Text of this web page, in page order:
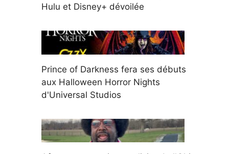
Hulu et Disney+ dévoilée
Prince of Darkness fera ses débuts
aux Halloween Horror Nights
d'Universal Studios